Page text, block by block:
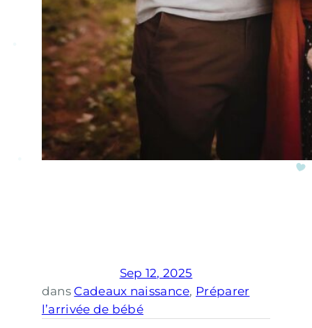
Sep 12, 2025
dans Cadeaux naissance, Préparer
l’arrivée de bébé